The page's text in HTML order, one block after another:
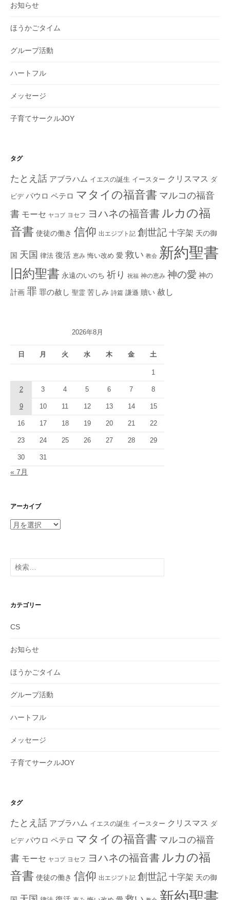
お知らせ
ほうかごタイム
グループ活動
ハートフル
メッセージ
子育てサークルJOY
タグ
たとえ話 アブラハム イエスの誕生 イースター クリスマス ダ
ビデ パウロ ペテロ マタイの福音書 マルコの福音
書 モーセ ヤコブ ヨセフ ヨハネの福音書 ルカの福
音書 使徒の働き 信仰 出エジプト記 創世記 十字架 天の御
国 天国 律法 復活 恵み 悔い改め 愛 救い 教会 新約聖書
旧約聖書 永遠のいのち 祈り 祝福 神の恵み 神の愛 神の
計画 罪 罪の赦し 聖霊 苦しみ 詩篇 謙遜 贖い 赦し
2026年8月
日 月 火 水 木 金 土
1
2 3 4 5 6 7 8
9 10 11 12 13 14 15
16 17 18 19 20 21 22
23 24 25 26 27 28 29
30 31
« 7月
アーカイブ
ア
イ
ブ
検
索:
カテゴリー
CS
お知らせ
ほうかごタイム
グループ活動
ハートフル
メッセージ
子育てサークルJOY
タグ
たとえ話 アブラハム イエスの誕生 イースター クリスマス ダ
ビデ パウロ ペテロ マタイの福音書 マルコの福音
書 モーセ ヤコブ ヨセフ ヨハネの福音書 ルカの福
音書 使徒の働き 信仰 出エジプト記 創世記 十字架 天の御
新約聖書